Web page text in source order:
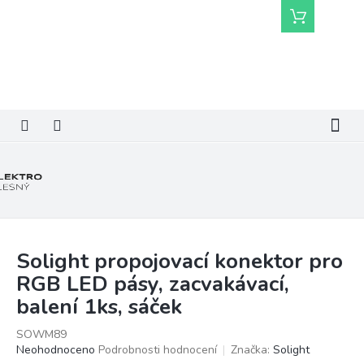
Nákupní
košík
Solight propojovací konektor pro
RGB LED pásy, zacvakávací,
balení 1ks, sáček
SOWM89
Průměrné
Neohodnoceno Podrobnosti hodnocení Značka: Solight